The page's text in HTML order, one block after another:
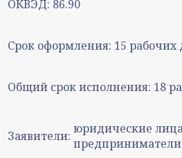
ОКВЭД: 86.90
Срок оформления: 15 рабочих
Общий срок исполнения: 18
Заявители: юридические